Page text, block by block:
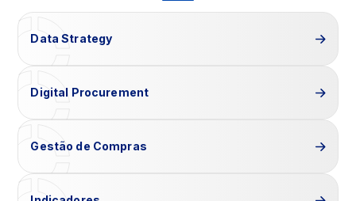
Data Strategy
Digital Procurement
Gestão de Compras